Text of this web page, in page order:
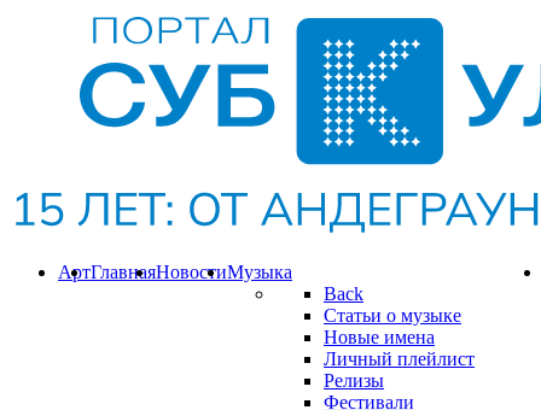
Музыка
Back
Статьи о музыке
Новые имена
Личный плейлист
Релизы
Фестивали
Новости
Главная
Арт